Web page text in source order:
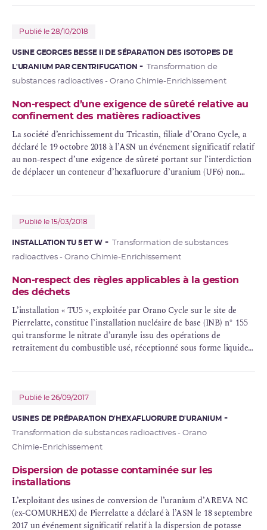
Publié le 28/10/2018
USINE GEORGES BESSE II DE SÉPARATION DES ISOTOPES DE
L'URANIUM PAR CENTRIFUGATION
Transformation de
substances radioactives - Orano Chimie-Enrichissement
Non-respect d’une exigence de sûreté relative au
confinement des matières radioactives
La société d’enrichissement du Tricastin, filiale d’Orano Cycle, a
déclaré le 19 octobre 2018 à l’ASN un événement significatif relatif
au non-respect d’une exigence de sûreté portant sur l’interdiction
de déplacer un conteneur d’hexafluorure d’uranium (UF6) non
Publié le 15/03/2018
INSTALLATION TU 5 ET W
Transformation de substances
radioactives - Orano Chimie-Enrichissement
Non-respect des règles applicables à la gestion
des déchets
L’installation «TU5», exploitée par Orano Cycle sur le site de
Pierrelatte, constitue l’installation nucléaire de base (INB) n° 155
qui transforme le nitrate d’uranyle issu des opérations de
retraitement ducombustible usé, réceptionné sous forme liquide,
Publié le 26/09/2017
USINES DE PRÉPARATION D'HEXAFLUORURE D'URANIUM
Transformation de substances radioactives - Orano
Chimie-Enrichissement
Dispersion de potasse contaminée sur les
installations
L’exploitant des usines de conversion de l’uranium d’AREVA NC
(ex-COMURHEX) de Pierrelatte a déclaré à l’ASN le 18 septembre
2017 un événement significatif relatif à la dispersion de potasse